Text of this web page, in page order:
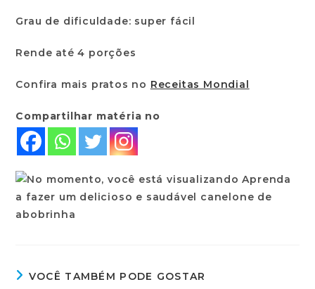
Grau de dificuldade: super fácil
Rende até 4 porções
Confira mais pratos no Receitas Mondial
Compartilhar matéria no
VOCÊ TAMBÉM PODE GOSTAR